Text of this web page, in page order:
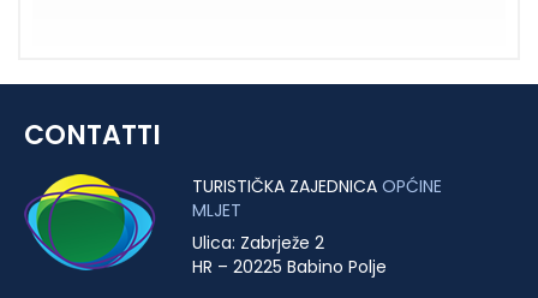
CONTATTI
TURISTIČKA ZAJEDNICA OPĆINE
MLJET
Ulica: Zabrježe 2
HR – 20225 Babino Polje